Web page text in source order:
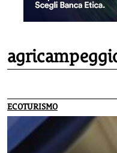
ECOTURISMO